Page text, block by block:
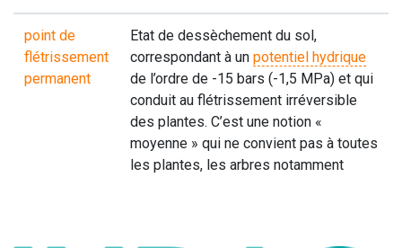
point de
flétrissement
permanent
Etat de dessèchement du sol,
correspondant à un potentiel hydrique
de l’ordre de -15 bars (-1,5 MPa) et qui
conduit au flétrissement irréversible
des plantes. C’est une notion «
moyenne » qui ne convient pas à toutes
les plantes, les arbres notamment